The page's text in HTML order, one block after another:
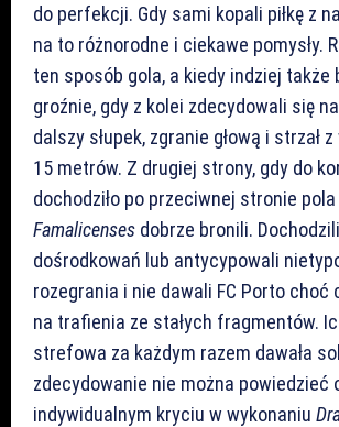
do perfekcji. Gdy sami kopali piłkę z
na to różnorodne i ciekawe pomysły.
ten sposób gola, a kiedy indziej także
groźnie, gdy z kolei zdecydowali się
dalszy słupek, zgranie głową i strzał
15 metrów. Z drugiej strony, gdy do
dochodziło po przeciwnej stronie pola
Famalicenses dobrze bronili.
dośrodkowań lub antycypowali
rozegrania i nie dawali FC Porto choć
na trafienia ze stałych fragmentów.
strefowa za każdym razem dawała
zdecydowanie nie można powiedzieć
indywidualnym kryciu w wykonaniu